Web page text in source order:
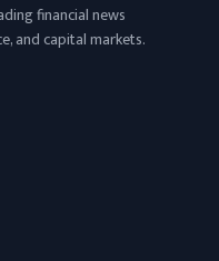
financial news
and capital markets.